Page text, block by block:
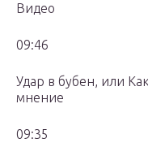
Видео
09:46
Удар в бубен, или
мнение
09:35